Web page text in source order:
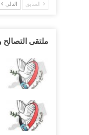
السابق التالي
ملتقى التصالح